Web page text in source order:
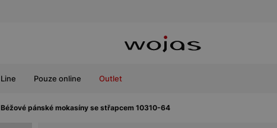
Line Pouze online Outlet
Béžové pánské mokasíny se střapcem 10310-64